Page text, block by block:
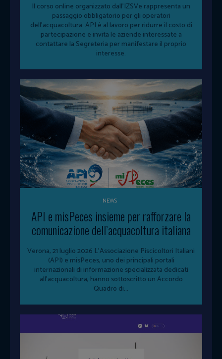
Il corso online organizzato dall'IZSVe rappresenta un
passaggio obbligatorio per gli operatori
dell'acquacoltura. API è al lavoro per ridurre il costo di
partecipazione e invita le aziende interessate a
contattare la Segreteria per manifestare il proprio
interesse.
NEWS
API e misPeces insieme per rafforzare la
comunicazione dell’acquacoltura italiana
Verona, 21 luglio 2026 L'Associazione Piscicoltori Italiani
(API) e misPeces, uno dei principali portali
internazionali di informazione specializzata dedicati
all'acquacoltura, hanno sottoscritto un Accordo
Quadro di...